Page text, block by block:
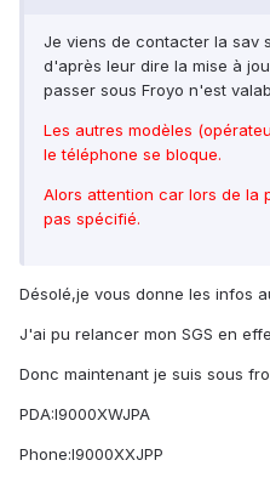
Je viens de contacter la sav
d'après leur dire la mise à
passer sous Froyo n'est
Les autres modèles
le téléphone se bloque.
Alors attention car lors de la
pas spécifié.
Désolé,je vous donne les infos
J'ai pu relancer mon SGS en
Donc maintenant je suis sous
PDA:I9000XWJPA
Phone:I9000XXJPP